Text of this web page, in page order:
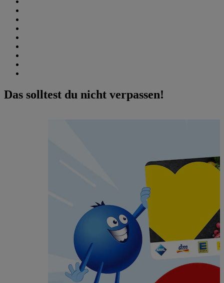
Das solltest du nicht verpassen!